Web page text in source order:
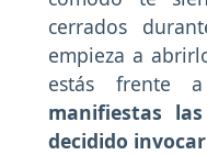
cerrados
empieza a
estás frente
manifiestas
decidido